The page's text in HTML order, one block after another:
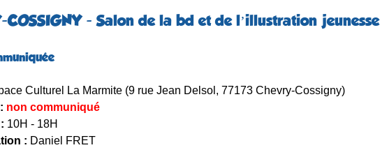
COSSIGNY - Salon de la bd et de l’illustration jeunesse
Culturel La Marmite (9 rue Jean Delsol, 77173 Chevry-Cossigny)
non communiqué
10H - 18H
: Daniel FRET